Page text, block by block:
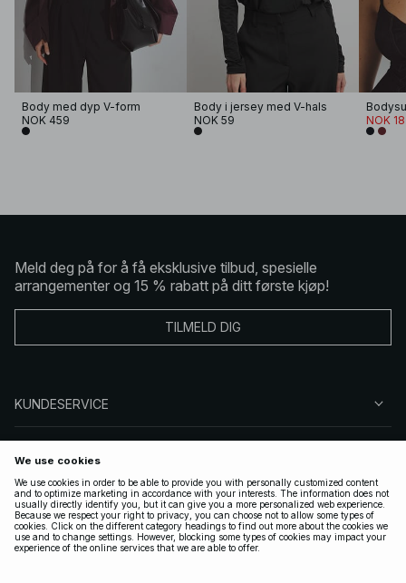
Body med dyp V-form
NOK 459
Body i jersey med V-hals
NOK 59
NOK
Meld deg på for å få eksklusive tilbud, spesielle
arrangementer og 15 % rabatt på ditt første kjøp!
TILMELD DIG
KUNDESERVICE
FØLG OSS
LOVLIG